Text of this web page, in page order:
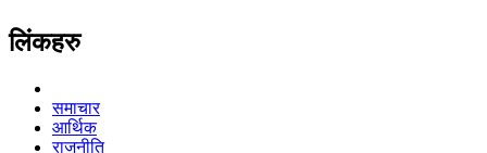
लिंकहरु
समाचार
आर्थिक
राजनीति